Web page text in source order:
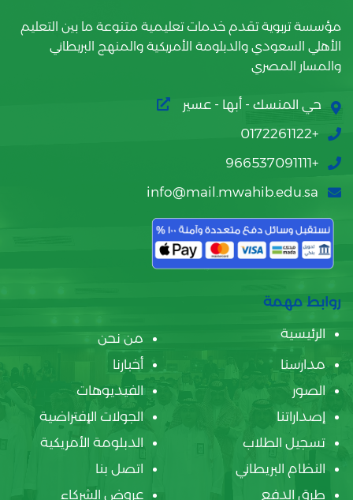
مؤسسة تربوية تقدم خدمات تعليمية متنوعة ما بين التعليم
الأهلي السعودي والدبلومة الأمريكية والمنهج البريطاني
والمسار المصري
حي المنسك - أبها - عسير
+0172261122
+966537091111
info@mail.mwahib.edu.sa
روابط مهمة
الرئيسية
من نحن
مدارسنا
أخبارنا
الصور
الفيديوهات
إصداراتنا
الجولات الإفتراضية
تسجيل الطلاب
الدبلومة الأمريكية
النظام البريطاني
اتصل بنا
طرق الدفع
عروض الشركاء